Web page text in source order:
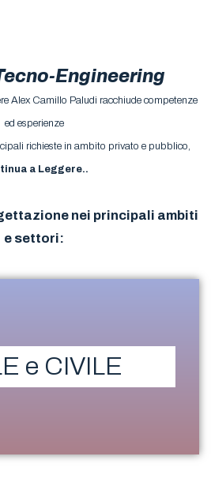
Engineering
Alex Camillo Paludi racchiude competenze
ed esperienze
richieste in ambito privato e pubblico,
a Leggere..
nei principali ambiti
e settori:
e CIVILE